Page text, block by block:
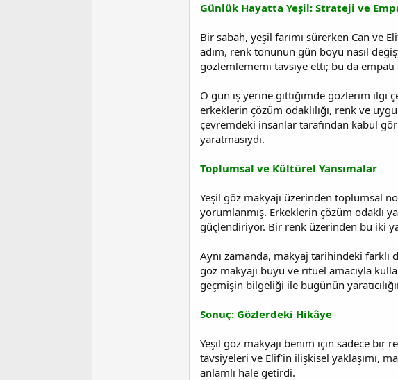
Günlük Hayatta Yeşil: Strateji ve
Bir sabah, yeşil farımı sürerken Can ve
adım, renk tonunun gün boyu nasıl
gözlemlememi tavsiye etti; bu da empati
O gün iş yerine gittiğimde gözlerim ilgi
erkeklerin çözüm odaklılığı, renk ve
çevremdeki insanlar tarafından kabul
yaratmasıydı.
Toplumsal ve Kültürel Yansımalar
Yeşil göz makyajı üzerinden toplumsal
yorumlanmış. Erkeklerin çözüm odaklı
güçlendiriyor. Bir renk üzerinden bu iki
Aynı zamanda, makyaj tarihindeki
göz makyajı büyü ve ritüel amacıyla
geçmişin bilgeliği ile bugünün
Sonuç: Gözlerdeki Hikâye
Yeşil göz makyajı benim için sadece bir
tavsiyeleri ve Elif’in ilişkisel yaklaşımı,
anlamlı hale getirdi.